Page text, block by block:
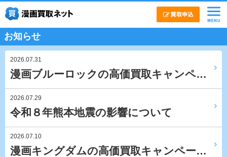
お知らせ
2026.07.31
漫画ブルーロックの高価買取キャンペ…
2026.07.29
令和８年熊本地震の影響について
2026.07.10
漫画キングダムの高価買取キャンペー…